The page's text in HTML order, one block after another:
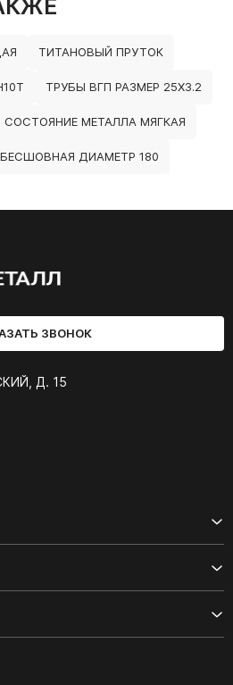
ТИТАНОВЫЙ ПРУТОК
ТРУБЫ ВГП РАЗМЕР 25Х3.2
МЕТАЛЛА МЯГКАЯ
ДИАМЕТР 180
ЗВОНОК
Д. 15